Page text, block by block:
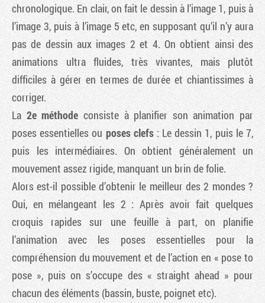
chronologique. En clair, on fait le dessin à l’image 1, puis à
l’image 3, puis à l’image 5 etc, en supposant qu’il n’y aura
pas de dessin aux images 2 et 4. On obtient ainsi des
animations ultra fluides, très vivantes, mais plutôt
difficiles à gérer en termes de durée et chiantissimes à
corriger.
La 2e méthode consiste à planifier son animation par
poses essentielles ou poses clefs: Le dessin 1, puis le 7,
puis les intermédiaires. On obtient généralement un
mouvement assez rigide, manquant un brin de folie.
Alors est-il possible d’obtenir le meilleur des 2 mondes ?
Oui, en mélangeant les 2 : Après avoir fait quelques
croquis rapides sur une feuille à part, on planifie
l’animation avec les poses essentielles pour la
compréhension du mouvement et de l’action en « pose to
pose », puis on s’occupe des « straight ahead » pour
chacun des éléments (bassin, buste, poignet etc).